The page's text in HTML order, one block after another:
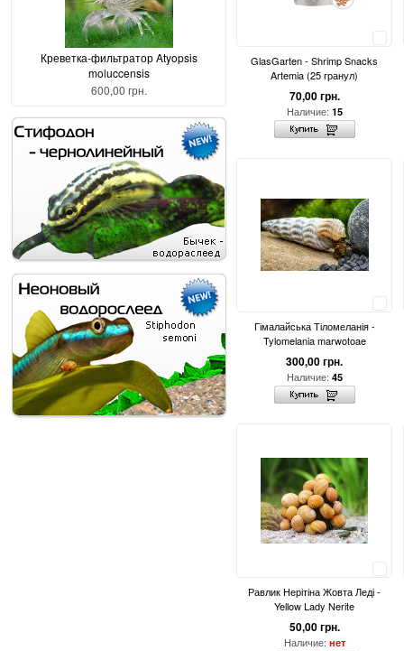
GlasGarten - Shrimp Snacks
Artemia (25 гранул)
70,00 грн.
Наличие: 15
Гімалайська Тіломеланія -
Tylomelania marwotoae
300,00 грн.
Наличие: 45
Равлик Нерітіна Жовта Леді -
Yellow Lady Nerite
50,00 грн.
Наличие: нет
Креветка-фильтратор Atyopsis
moluccensis
600,00 грн.